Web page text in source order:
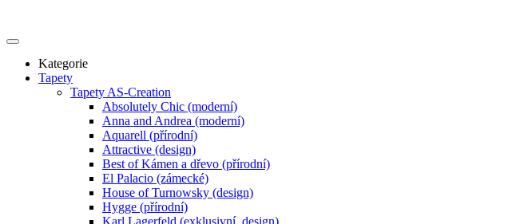
Kategorie
Tapety
Tapety AS-Creation
Absolutely Chic (moderní)
Anna and Andrea (moderní)
Aquarell (přírodní)
Attractive (design)
Best of Kámen a dřevo (přírodní)
El Palacio (zámecké)
House of Turnowsky (design)
Hygge (přírodní)
Karl Lagerfeld (exklusivní, design)